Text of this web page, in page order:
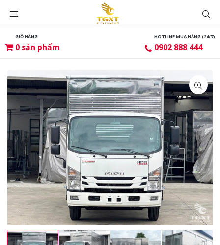
GIỎ HÀNG
0 sản phẩm
HOTLINE MUA HÀNG (24/7)
0902 888 444